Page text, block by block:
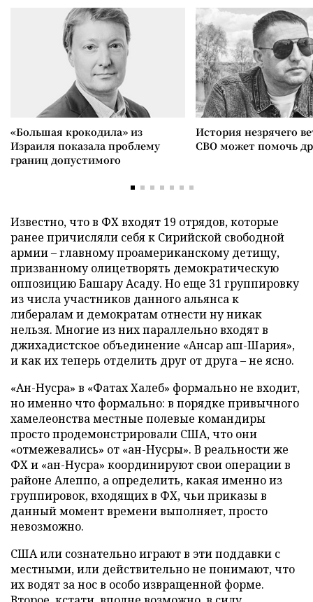
«Большая крокодила» из
Израиля показала проблему
границ допустимого
История незрячего
СВО может помочь
Известно, что в ФХ входят 19 отрядов, которые
ранее причисляли себя к Сирийской свободной
армии – главному проамериканскому детищу,
призванному олицетворять демократическую
оппозицию Башару Асаду. Но еще 31 группировку
из числа участников данного альянса к
либералам и демократам отнести ну никак
нельзя. Многие из них параллельно входят в
джихадистское объединение «Ансар аш-Шария»,
и как их теперь отделить друг от друга – не ясно.
«Ан-Нусра» в «Фатах Халеб» формально не входит,
но именно что формально: в порядке привычного
хамелеонства местные полевые командиры
просто продемонстрировали США, что они
«отмежевались» от «ан-Нусры». В реальности же
ФХ и «ан-Нусра» координируют свои операции в
районе Алеппо, а определить, какая именно из
группировок, входящих в ФХ, чьи приказы в
данный момент времени выполняет, просто
невозможно.
США или сознательно играют в эти поддавки с
местными, или действительно не понимают, что
их водят за нос в особо извращенной форме.